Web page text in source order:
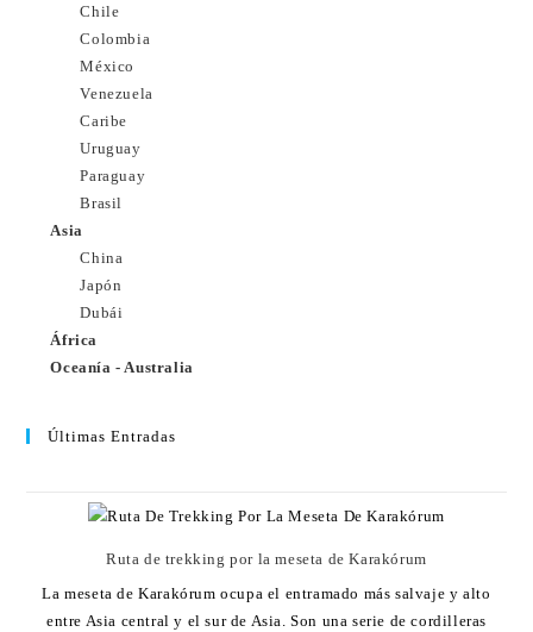
Chile
Colombia
México
Venezuela
Caribe
Uruguay
Paraguay
Brasil
Asia
China
Japón
Dubái
África
Oceanía - Australia
Últimas Entradas
Ruta de trekking por la meseta de Karakórum
La meseta de Karakórum ocupa el entramado más salvaje y alto
entre Asia central y el sur de Asia. Son una serie de cordilleras